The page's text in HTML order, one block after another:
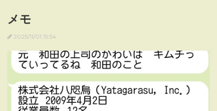
メモ
2025/11/01 15:54